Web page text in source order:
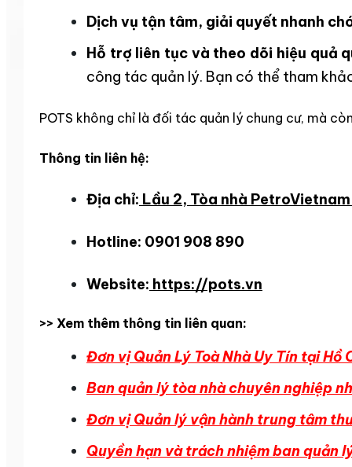
Dịch vụ tận tâm, giải quyết nhanh
Hỗ trợ liên tục và theo dõi hiệu quả
công tác quản lý. Bạn có thể tham
POTS không chỉ là đối tác quản lý chung cư, mà
Thông tin liên hệ:
Địa chỉ: Lầu 2, Tòa nhà PetroVietnam
Hotline: 0901 908 890
Website: https://pots.vn
>> Xem thêm thông tin liên quan:
Đơn vị Quản Lý Toà Nhà Uy Tín tại Hồ
Ban quản lý tòa nhà chuyên nghiệp
Đơn vị Quản lý vận hành trung tâm
Quyền hạn và trách nhiệm ban quản